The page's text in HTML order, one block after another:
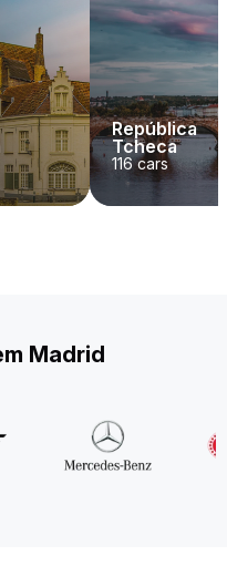
República
Tcheca
116cars
Madrid